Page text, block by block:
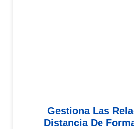
Gestiona Las
Distancia De